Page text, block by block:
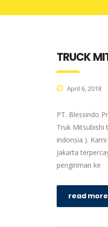
TRUCK
April 6, 2018
PT. Blessindo
Truk Mitsubishi
indonsia ).
Jakarta
pengiriman ke
read more